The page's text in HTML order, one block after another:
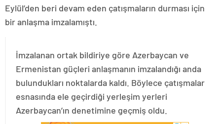
Eylül’den beri devam eden çatışmaların durması için
bir anlaşma imzalamıştı.
İmzalanan ortak bildiriye göre Azerbaycan ve
Ermenistan güçleri anlaşmanın imzalandığı anda
bulundukları noktalarda kaldı. Böylece çatışmalar
esnasında ele geçirdiği yerleşim yerleri
Azerbaycan’ın denetimine geçmiş oldu.